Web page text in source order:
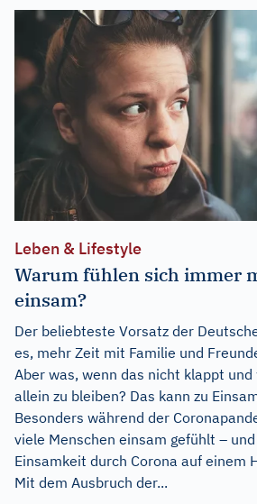
Leben & Lifestyle
Warum fühlen sich immer
einsam?
Der beliebteste Vorsatz der
es, mehr Zeit mit Familie und
Aber was, wenn das nicht klappt und
allein zu bleiben? Das kann zu
Besonders während der
viele Menschen einsam gefühlt –
Einsamkeit durch Corona auf einem
Mit dem Ausbruch der...